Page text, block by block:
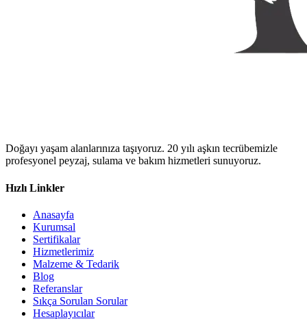
Doğayı yaşam alanlarınıza taşıyoruz. 20 yılı aşkın tecrübemizle
profesyonel peyzaj, sulama ve bakım hizmetleri sunuyoruz.
Hızlı Linkler
Anasayfa
Kurumsal
Sertifikalar
Hizmetlerimiz
Malzeme & Tedarik
Blog
Referanslar
Sıkça Sorulan Sorular
Hesaplayıcılar